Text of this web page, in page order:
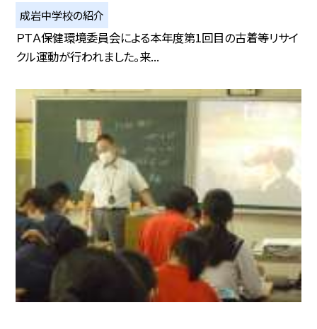
成岩中学校の紹介
ＰＴＡ保健環境委員会による本年度第1回目の古着等リサイ
クル運動が行われました。来...